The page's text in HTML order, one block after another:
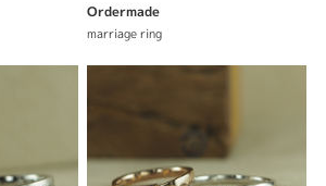
Ordermade
marriage ring